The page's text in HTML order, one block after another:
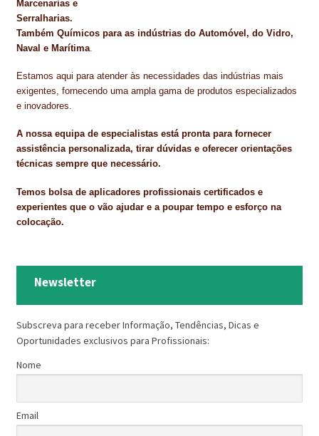
Marcenarias e
Serralharias.
Também Químicos para as indústrias do Automóvel, do Vidro,
Naval e Marítima.
Estamos aqui para atender às necessidades das indústrias mais
exigentes, fornecendo uma ampla gama de produtos especializados
e inovadores.
A nossa equipa de especialistas está pronta para fornecer
assistência personalizada, tirar dúvidas e oferecer orientações
técnicas sempre que necessário.
Temos bolsa de aplicadores profissionais certificados e
experientes que o vão ajudar e a poupar tempo e esforço na
colocação.
Newsletter
Subscreva para receber Informação, Tendências, Dicas e
Oportunidades exclusivos para Profissionais:
Nome
Email